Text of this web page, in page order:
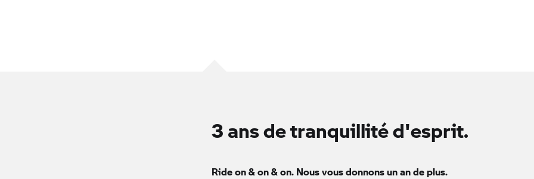
3 ans de tranquillité d'esprit.
Ride on & on & on. Nous vous donnons un an de plus.